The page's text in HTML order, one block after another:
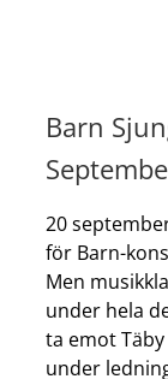
Barn
20
för Barn-
Men
under hela
ta emot
under